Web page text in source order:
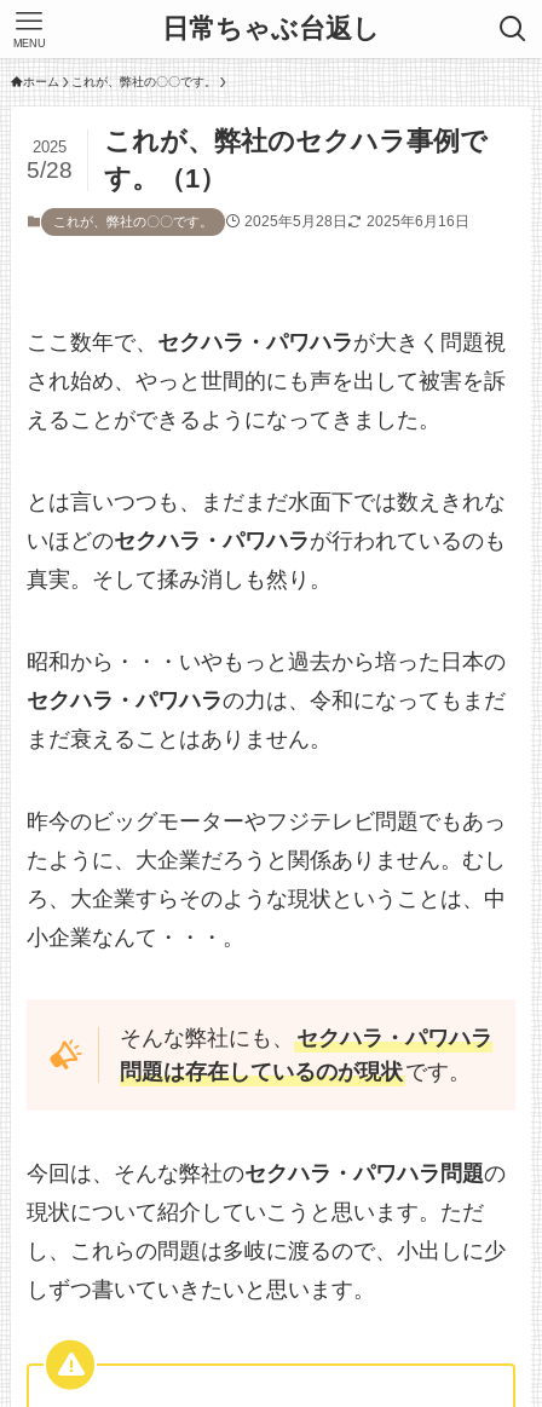
日常ちゃぶ台返し
MENU
ホーム これが、弊社の〇〇です。
これが、弊社のセクハラ事例で
す。（1）
2025
5/28
これが、弊社の〇〇です。 2025年5月28日 2025年6月16日
ここ数年で、 セクハラ・パワハラが大きく問題視
され始め、やっと世間的にも声を出して被害を訴
えることができるようになってきました。
とは言いつつも、まだまだ水面下では数えきれな
いほどのセクハラ・パワハラが行われているのも
真実。そして揉み消しも然り。
昭和から・・・いやもっと過去から培った日本の
セクハラ・パワハラの力は、令和になってもまだ
まだ衰えることはありません。
昨今のビッグモーターやフジテレビ問題でもあっ
たように、大企業だろうと関係ありません。むし
ろ、大企業すらそのような現状ということは、中
小企業なんて・・・。
そんな弊社にも、 セクハラ・パワハラ
問題は存在しているのが現状です。
今回は、そんな弊社のセクハラ・パワハラ問題の
現状について紹介していこうと思います。ただ
し、これらの問題は多岐に渡るので、小出しに少
しずつ書いていきたいと思います。